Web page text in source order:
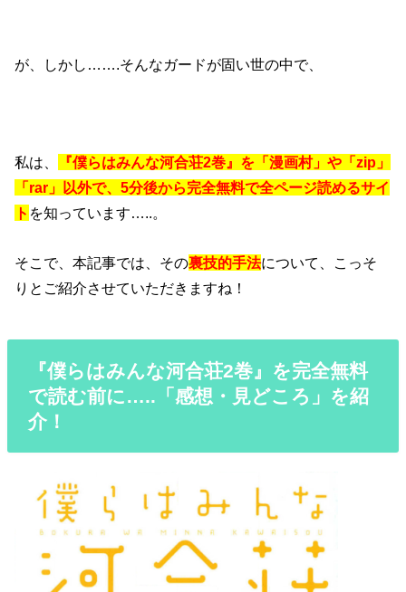
が、しかし…….そんなガードが固い世の中で、
私は、
『僕らはみんな河合荘2巻』を「漫画村」や「zip」
「rar」以外で、5分後から完全無料で全ページ読めるサイ
ト を知っています…..。
そこで、本記事では、その裏技的手法について、こっそ
りとご紹介させていただきますね！
『僕らはみんな河合荘2巻』を完全無料
で読む前に…..「感想・見どころ」を紹
介！